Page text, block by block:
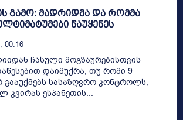
გამო: მადრიდმა და რომმა
წაუყენეს
00:16
ჩასული მოგზაურებისთვის
დაიმუქრა, თუ რომი 9
გააუქმებს სასაზღვრო კონტროლს,
კვირას ესპანეთის...